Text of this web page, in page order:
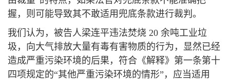
握，则可能导致其不敢适用兜底条款进行裁判。
我们认为，被告人梁连平违法焚烧 20 余吨工业垃
圾，向大气排放大量有毒有害物质的行为，显然已经
造成严重污染环境的后果，符合《解释》第一条第十
四项规定的“其他严重污染环境的情形”，应当适用